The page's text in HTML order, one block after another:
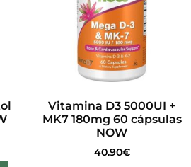
Vitamina D3 5000UI +
MK7 180mg 60 cápsulas
NOW
40.90€